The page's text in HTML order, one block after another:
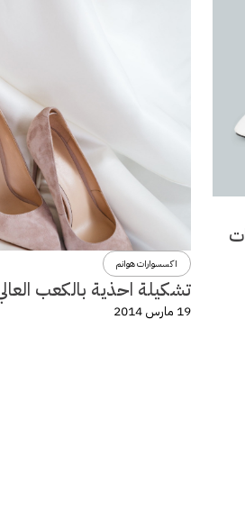
اكسسوارات هوانم
تشكيلة احذية بالكعب
19 مارس 2014